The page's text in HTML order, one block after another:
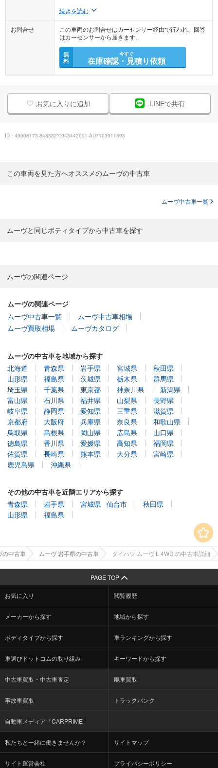
続きを読む
お問合せ
この車両のお問合せはカーセンサー経由で行われ、回答
はカーセンサーから届きます。
無
料
今すぐ
在庫確認・見積り依頼
お気に入りに追加 LINEで共有
ID：40008173-8483327:043442001-AU7103911393
この車両を見た方へオススメのムーヴの中古車
ムーヴ中古車一覧
ムーヴと同じボティタイプから中古車を探す
ムーヴの関連ページ
ムーヴの関連ページ
ムーヴ中古車一覧
ムーヴ中古車相場
ムーヴ買取相場
ムーヴカタログ
ムーヴの中古車を地域から探す
北海道
青森県 岩手県 宮城県
秋田県
山形県
福島県 茨城県 栃木県
群馬県
埼玉県
千葉県 東京都 神奈川県
新潟県
富山県
石川県 福井県 山梨県
長野県
岐阜県
静岡県 愛知県 三重県
滋賀県
京都府
大阪府 兵庫県 奈良県
和歌山県
鳥取県
島根県 岡山県 広島県
山口県
徳島県
香川県 愛媛県 高知県
福岡県
佐賀県
長崎県 熊本県 大分県
宮崎県
鹿児島県
沖縄県
その他の中古車を近隣エリアから探す
青森県
岩手県 宮城県 仙台市
秋田県
山形県
福島県
の中古車 ムーヴ 岩手県の中古車 ダイハツ ムーヴ L 4WD の中古車詳細
PAGE TOP
お気に入り 閲覧履歴
メーカーから探す 地域から探す
ボディタイプから探す 車ランキングから探す
車選びドットコムの取り組み キーワードから探す
中古車買取・中古車査定 廃車買取
事故車買取 トラックバンク
自動車メディア「CARPRIME」
私たちと一緒に働きませんか？ サイトマップ
サイト運営会社 プライバシーポリシー